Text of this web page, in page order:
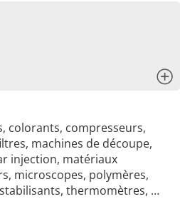
colorants, compresseurs,
machines de découpe,
injection, matériaux
microscopes, polymères,
thermomètres, …